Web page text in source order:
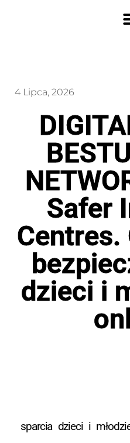
4 Lipca, 2026
Safer
Centres.
dzieci i
sparcia dzieci i